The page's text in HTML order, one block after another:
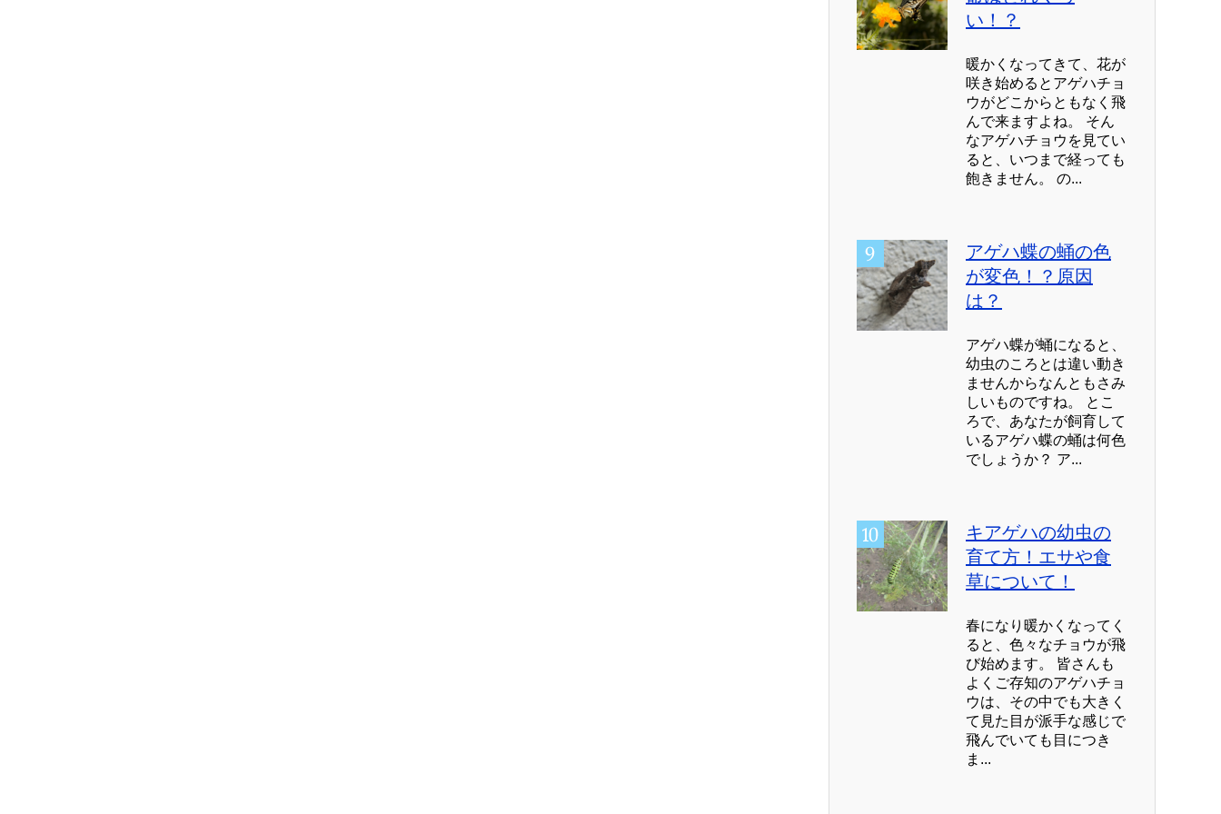
い！？
暖かくなってきて、花が
咲き始めるとアゲハチョ
ウがどこからともなく飛
んで来ますよね。 そん
なアゲハチョウを見てい
ると、いつまで経っても
飽きません。 の...
アゲハ蝶の蛹の色
が変色！？原因
は？
アゲハ蝶が蛹になると、
幼虫のころとは違い動き
ませんからなんともさみ
しいものですね。 とこ
ろで、あなたが飼育して
いるアゲハ蝶の蛹は何色
でしょうか？ ア...
キアゲハの幼虫の
育て方！エサや食
草について！
春になり暖かくなってく
ると、色々なチョウが飛
び始めます。 皆さんも
よくご存知のアゲハチョ
ウは、その中でも大きく
て見た目が派手な感じで
飛んでいても目につき
ま...